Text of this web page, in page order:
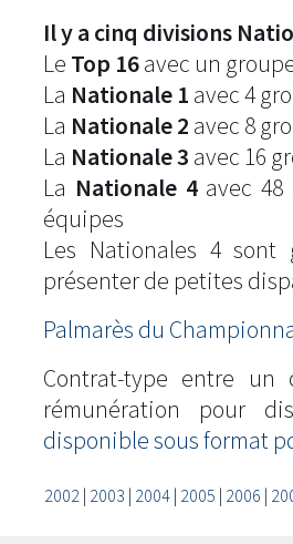
Il y a cinq divisions
Le Top 16avec un
La Nationale 1 avec 4
La Nationale 2 avec 8
La Nationale 3 avec 16
La Nationale 4avec 48
équipes
Les Nationales 4
présenter de petites
Palmarès du
Contrat-type entre
rémunération pour
disponible sous format
2002| 2003 | 2004| 2005 | 2006 |